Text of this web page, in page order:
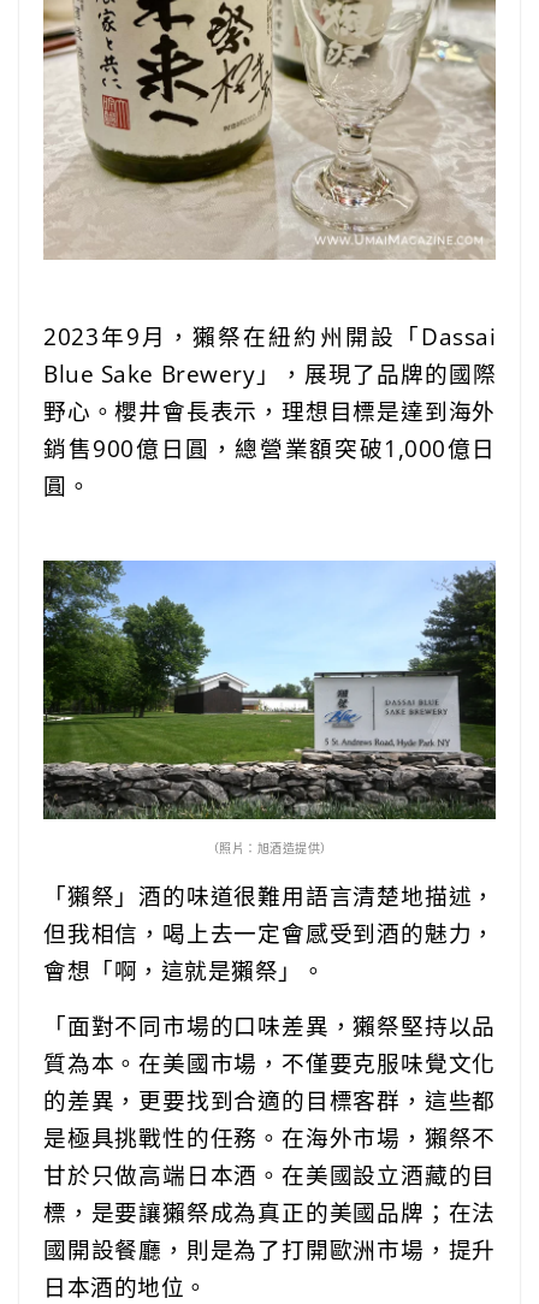
2023年9月，獺祭在紐約州開設「Dassai
Blue Sake Brewery」，展現了品牌的國際
野心。櫻井會長表示，理想目標是達到海外
銷售900億日圓，總營業額突破1,000億日
圓。
（照片：旭酒造提供）
「獺祭」酒的味道很難用語言清楚地描述，
但我相信，喝上去一定會感受到酒的魅力，
會想「啊，這就是獺祭」。
「面對不同市場的口味差異，獺祭堅持以品
質為本。在美國市場，不僅要克服味覺文化
的差異，更要找到合適的目標客群，這些都
是極具挑戰性的任務。在海外市場，獺祭不
甘於只做高端日本酒。在美國設立酒藏的目
標，是要讓獺祭成為真正的美國品牌；在法
國開設餐廳，則是為了打開歐洲市場，提升
日本酒的地位。